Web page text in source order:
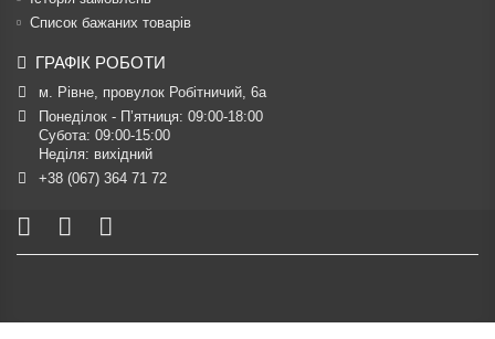
Список бажаних товарів
ГРАФІК РОБОТИ
м. Рівне, провулок Робітничий, 6а
Понеділок - П’ятниця: 09:00-18:00
Субота: 09:00-15:00
Неділя: вихідний
+38 (067) 364 71 72